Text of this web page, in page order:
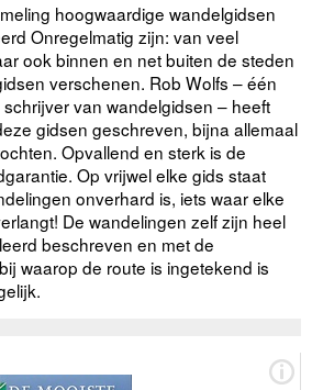
hoogwaardige wandelgidsen
Onregelmatig zijn: van veel
ook binnen en net buiten de steden
verschenen. Rob Wolfs – één
van wandelgidsen – heeft
gidsen geschreven, bijna allemaal
Opvallend en sterk is de
Op vrijwel elke gids staat
onverhard is, iets waar elke
De wandelingen zelf zijn heel
beschreven en met de
waarop de route is ingetekend is